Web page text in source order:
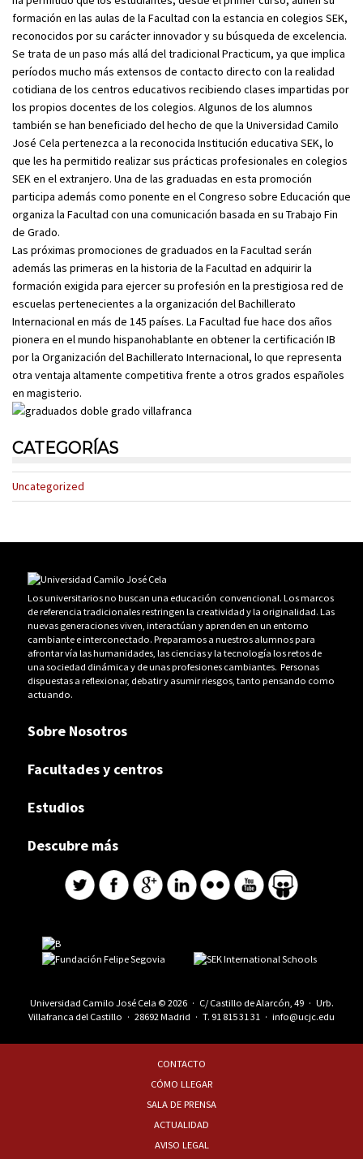
formación en las aulas de la Facultad con la estancia en colegios SEK,
reconocidos por su carácter innovador y su búsqueda de excelencia.
Se trata de un paso más allá del tradicional Practicum, ya que implica
períodos mucho más extensos de contacto directo con la realidad
cotidiana de los centros educativos recibiendo clases impartidas por
los propios docentes de los colegios. Algunos de los alumnos
también se han beneficiado del hecho de que la Universidad Camilo
José Cela pertenezca a la reconocida Institución educativa SEK, lo
que les ha permitido realizar sus prácticas profesionales en colegios
SEK en el extranjero. Una de las graduadas en esta promoción
participa además como ponente en el Congreso sobre Educación que
organiza la Facultad con una comunicación basada en su Trabajo Fin
de Grado.
Las próximas promociones de graduados en la Facultad serán
además las primeras en la historia de la Facultad en adquirir la
formación exigida para ejercer su profesión en la prestigiosa red de
escuelas pertenecientes a la organización del Bachillerato
Internacional en más de 145 países. La Facultad fue hace dos años
pionera en el mundo hispanohablante en obtener la certificación IB
por la Organización del Bachillerato Internacional, lo que representa
otra ventaja altamente competitiva frente a otros grados españoles
en magisterio.
CATEGORÍAS
Uncategorized
Los universitarios no buscan una educación convencional. Los marcos
de referencia tradicionales restringen la creatividad y la originalidad. Las
nuevas generaciones viven, interactúan y aprenden en un entorno
cambiante e interconectado. Preparamos a nuestros alumnos para
afrontar vía las humanidades, las ciencias y la tecnología los retos de
una sociedad dinámica y de unas profesiones cambiantes. Personas
dispuestas a reflexionar, debatir y asumir riesgos, tanto pensando como
actuando.
Sobre Nosotros
Facultades y centros
Estudios
Descubre más
Universidad Camilo José Cela © 2026 · C/ Castillo de Alarcón, 49 · Urb.
Villafranca del Castillo · 28692 Madrid · T. 91 815 31 31 · info@ucjc.edu
CONTACTO
CÓMO LLEGAR
SALA DE PRENSA
ACTUALIDAD
AVISO LEGAL